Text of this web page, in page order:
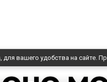
вашего удобства на сайте.